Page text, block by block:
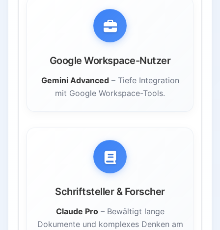
Google Workspace-Nutzer
Gemini Advanced– Tiefe Integration
mit Google Workspace-Tools.
Schriftsteller & Forscher
Claude Pro– Bewältigt lange
Dokumente und komplexes Denken am